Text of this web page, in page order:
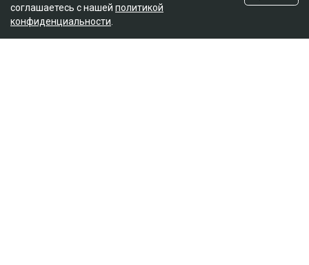
соглашаетесь с нашей политикой
конфиденциальности